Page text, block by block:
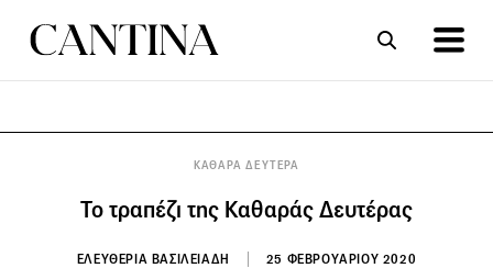
ΚΑΘΑΡΑ ΔΕΥΤΕΡΑ
Το τραπέζι της Καθαράς Δευτέρας
ΕΛΕΥΘΕΡΙΑ ΒΑΣΙΛΕΙΑΔΗ 25 ΦΕΒΡΟΥΑΡΙΟΥ 2020